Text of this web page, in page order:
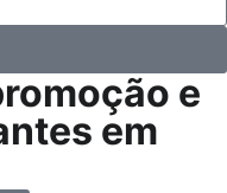
e
em